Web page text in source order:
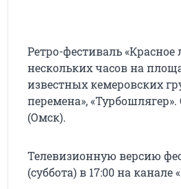
Ретро-фестиваль
нескольких часов на
известных кемеровских
перемена»,
(Омск).
Телевизионную версию
(суббота) в 17:00 на канале